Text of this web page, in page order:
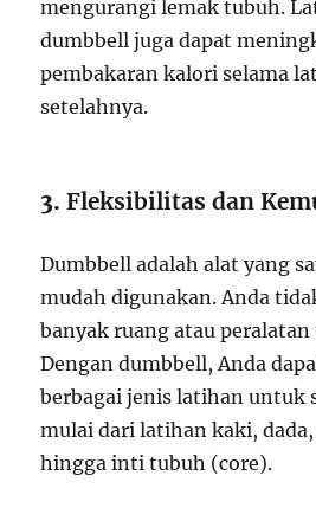
mengurangi lemak tubuh.
dumbbell juga dapat
pembakaran kalori selama
setelahnya.
3.Fleksibilitas dan
Dumbbell adalah alat yang
mudah digunakan. Anda
banyak ruang atau
Dengan dumbbell, Anda
berbagai jenis latihan untuk
mulai dari latihan kaki,
hingga inti tubuh (core).